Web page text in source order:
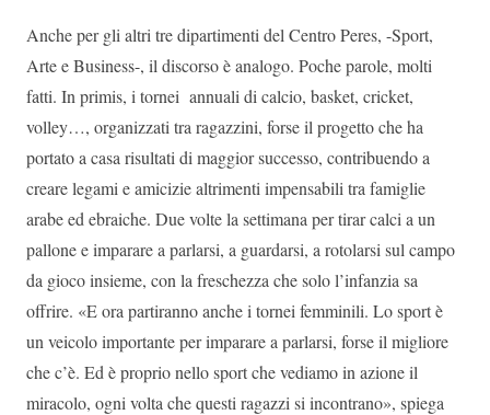
Anche per gli altri tre dipartimenti del Centro Peres, -Sport,
Arte e Business-, il discorso è analogo. Poche parole, molti
fatti. In primis, i tornei annuali di calcio, basket, cricket,
volley…, organizzati tra ragazzini, forse il progetto che ha
portato a casa risultati di maggior successo, contribuendo a
creare legami e amicizie altrimenti impensabili tra famiglie
arabe ed ebraiche. Due volte la settimana per tirar calci a un
pallone e imparare a parlarsi, a guardarsi, a rotolarsi sul campo
da gioco insieme, con la freschezza che solo l’infanzia sa
offrire. «E ora partiranno anche i tornei femminili. Lo sport è
un veicolo importante per imparare a parlarsi, forse il migliore
che c’è. Ed è proprio nello sport che vediamo in azione il
miracolo, ogni volta che questi ragazzi si incontrano», spiega